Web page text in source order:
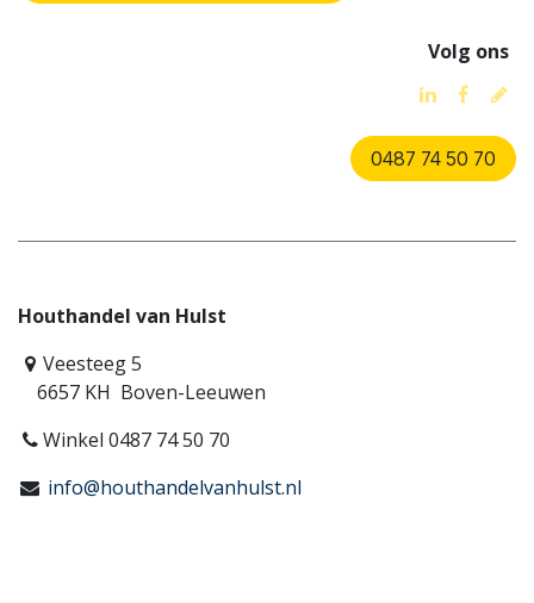
Volg ons
0487 74 50 70
Houthandel van Hulst
Veesteeg 5
6657 KH Boven-Leeuwen
Winkel 0487 74 50 70
info@houthandelvanhulst.nl